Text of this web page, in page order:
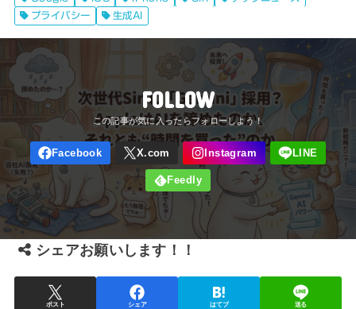
プライバシー
生成AI
FOLLOW
シェアお願いします！！
ポスト シェア はてブ 送る